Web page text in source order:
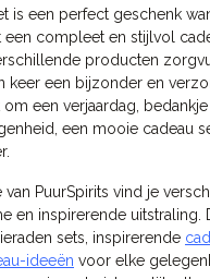
is een perfect geschenk
een compleet en stijlvol
producten
keer een bijzonder en
om een verjaardag,
een mooie cadeau
van PuurSpirits vind je
en inspirerende uitstraling.
sets, inspirerende
ideeën voor elke